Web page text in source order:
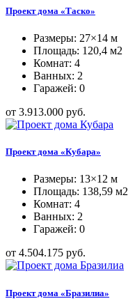
Проект дома «Таско»
Размеры: 27×14 м
Площадь: 120,4 м2
Комнат: 4
Ванных: 2
Гаражей: 0
от 3.913.000 руб.
Проект дома «Кубара»
Размеры: 13×12 м
Площадь: 138,59 м2
Комнат: 4
Ванных: 2
Гаражей: 0
от 4.504.175 руб.
Проект дома «Бразилиа»